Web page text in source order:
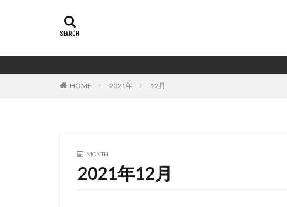
HOME 2021年 12月
MONTH
2021年12月